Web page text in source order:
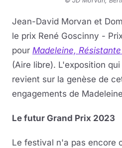
Jean-David Morvan et
le prix René Goscinny -
pour Madeleine,
(Aire libre). L'exposition
revient sur la genèse de
engagements de
Le futur Grand Prix 2023
Le festival n'a pas encore